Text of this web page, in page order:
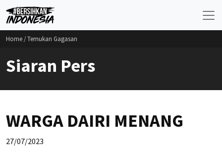
Home / Temukan Gagasan
Siaran Pers
WARGA DAIRI MENANG
27/07/2023